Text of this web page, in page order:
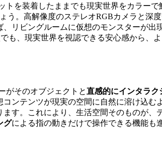
トを装着したままでも現実世界をカラー
。高解像度のステレオRGBカメラと深
リビングルームに仮想のモンスターが
も、現実世界を視認できる安心感から、
がそのオブジェクトと直感的にインタラク
ンテンツが現実の空間に自然に溶け込
ます。これにより、生活空間そのものが、
グによる指の動きだけで操作できる機能も